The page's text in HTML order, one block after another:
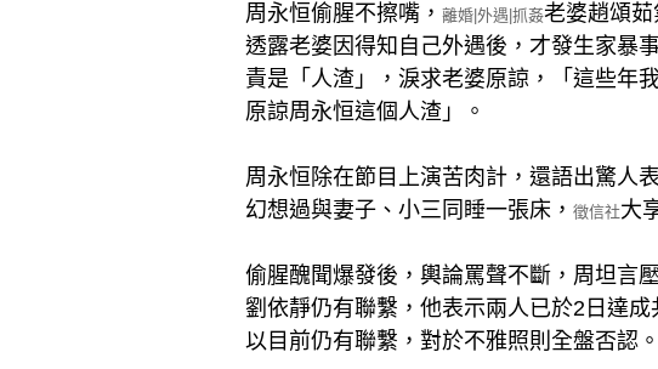
周永恒偷腥不擦嘴， 離婚|外遇|抓姦老婆趙頌
透露老婆因得知自己外遇後，才發生家暴
責是「人渣」，淚求老婆原諒，「這些年
原諒周永恒這個人渣」。
周永恒除在節目上演苦肉計，還語出驚人
幻想過與妻子、小三同睡一張床， 徵信社大
偷腥醜聞爆發後，輿論罵聲不斷，周坦言
劉依靜仍有聯繫，他表示兩人已於2日達
以目前仍有聯繫，對於不雅照則全盤否認。